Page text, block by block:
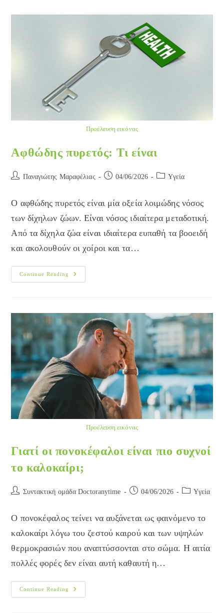
Προέλευση εικόνας
Αφθώδης πυρετός: Τι είναι
Post Παναγιώτης Μαραφέλιας
Post04/06/2026
PostYγεία
Ο αφθώδης πυρετός είναι μία οξεία λοιμώδης νόσος
των δίχηλων ζώων. Είναι νόσος ιδιαίτερα μεταδοτική.
Από τα δίχηλα ζώα είναι ιδιαίτερα ευπαθή τα βοοειδή
και ακολουθούν οι χοίροι και τα…
Continue Reading
Αφθώδης
Πυρετός:
Προέλευση εικόνας
Γιατί οι πονοκέφαλοι είναι πιο συχνοί
το καλοκαίρι;
Post Συντακτική ομάδα Doctoranytime
Post04/06/2026
PostYγεία
Ο πονοκέφαλος τείνει να αυξάνεται ως φαινόμενο το
καλοκαίρι λόγω του ζεστού καιρού και των υψηλών
θερμοκρασιών που αναπτύσσονται στο σώμα. Η αιτία
πολλές φορές δεν είναι αυτή καθαυτή η…
Continue Reading
Γιατί
Οι